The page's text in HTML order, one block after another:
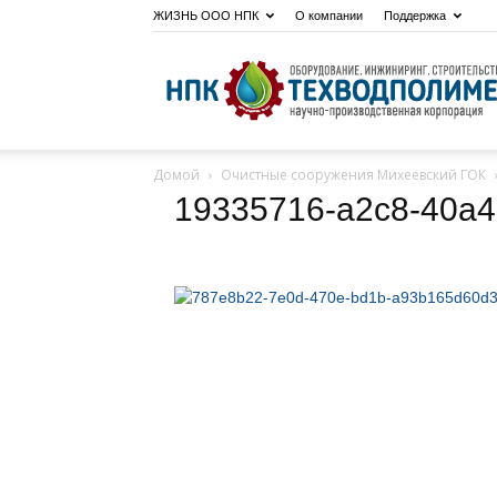
ЖИЗНЬ ООО НПК О компании Поддержка
Домой Очистные сооружения Михеевский ГОК
19335716-a2c8-